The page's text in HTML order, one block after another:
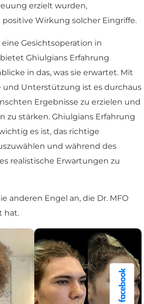
erzielt wurden,
Wirkung solcher Eingriffe.
Gesichtsoperation in
Ghiulgians Erfahrung
in das, was sie erwartet. Mit
und Unterstützung ist es durchaus
Ergebnisse zu erzielen und
zu stärken. Ghiulgians Erfahrung
es ist, das richtige
und während des
realistische Erwartungen zu
anderen Engel an, die Dr. MFO
hat.